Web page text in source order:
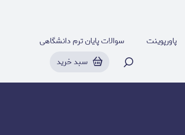
پاورپوینت
سوالات پایان ترم دانشگاهی
سبد خرید